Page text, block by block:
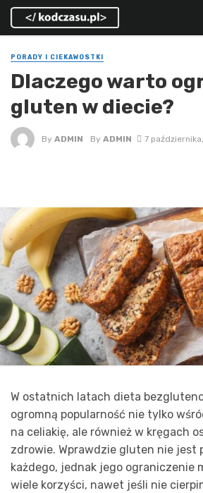
PORADY I CIEKAWOSTKI
Dlaczego warto
gluten w diecie?
By ADMIN ByADMIN 7
W ostatnich latach dieta
ogromną popularność nie tylko
na celiakię, ale również w kręgach
zdrowie. Wprawdzie gluten nie jest
każdego, jednak jego ograniczenie
wiele korzyści, nawet jeśli nie